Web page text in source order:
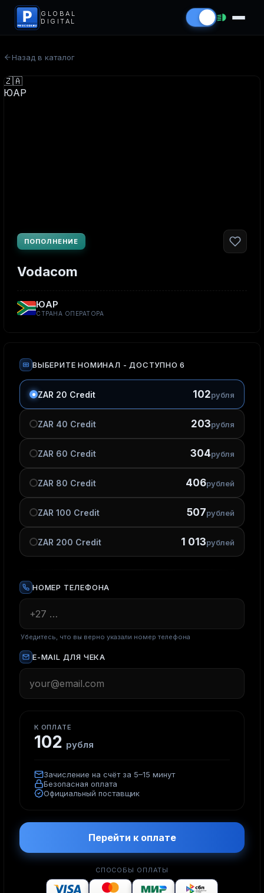
P
PROCODS.RU
GLOBAL
DIGITAL
Назад в каталог
ПОПОЛНЕНИЕ
Vodacom
ЮАР
СТРАНА ОПЕРАТОРА
ВЫБЕРИТЕ НОМИНАЛ - ДОСТУПНО 6
ZAR 20 Credit 102рубля
ZAR 40 Credit 203рубля
ZAR 60 Credit 304рубля
ZAR 80 Credit 406рублей
ZAR 100 Credit 507рублей
ZAR 200 Credit 1 013рублей
НОМЕР ТЕЛЕФОНА
Убедитесь, что вы верно указали номер телефона
E-MAIL ДЛЯ ЧЕКА
К ОПЛАТЕ
102 рубля
Зачисление на счёт за 5–15 минут
Безопасная оплата
Официальный поставщик
Перейти к оплате
СПОСОБЫ ОПЛАТЫ